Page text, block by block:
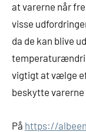
at varerne når
visse
da de kan blive
vigtigt at vælge
beskytte
På https://